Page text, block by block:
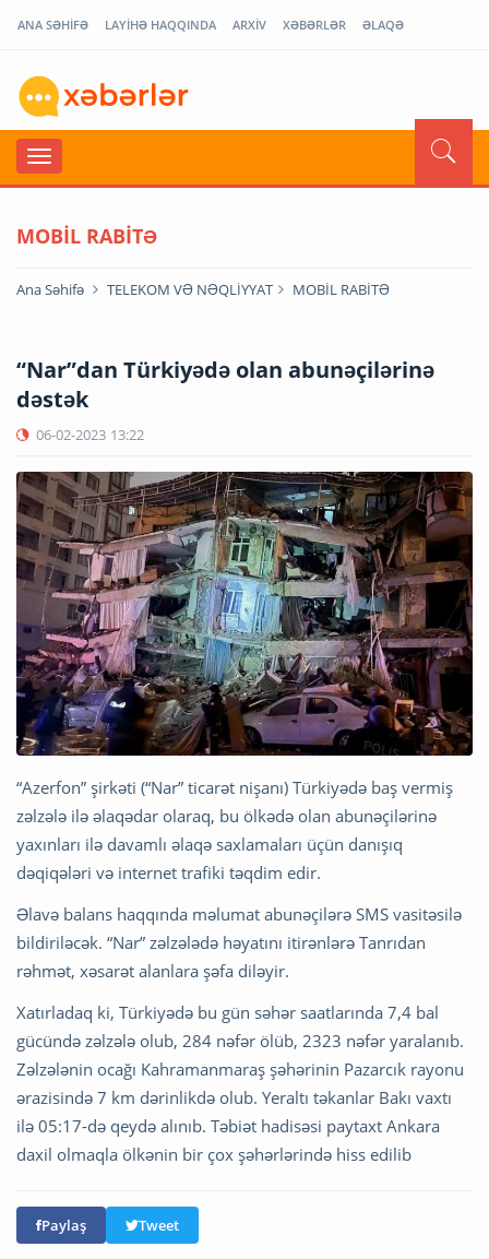
ANA SƏHİFƏ LAYİHƏ HAQQINDA ARXİV XƏBƏRLƏR ƏLAQƏ
MOBİL RABİTƏ
Ana Səhifə TELEKOM VƏ NƏQLİYYAT MOBİL RABİTƏ
“Nar”dan Türkiyədə olan abunəçilərinə
dəstək
06-02-2023 13:22
“Azerfon” şirkəti (“Nar” ticarət nişanı) Türkiyədə baş vermiş
zəlzələ ilə əlaqədar olaraq, bu ölkədə olan abunəçilərinə
yaxınları ilə davamlı əlaqə saxlamaları üçün danışıq
dəqiqələri və internet trafiki təqdim edir.
Əlavə balans haqqında məlumat abunəçilərə SMS vasitəsilə
bildiriləcək. “Nar” zəlzələdə həyatını itirənlərə Tanrıdan
rəhmət, xəsarət alanlara şəfa diləyir.
Xatırladaq ki, Türkiyədə bu gün səhər saatlarında 7,4 bal
gücündə zəlzələ olub, 284 nəfər ölüb, 2323 nəfər yaralanıb.
Zəlzələnin ocağı Kahramanmaraş şəhərinin Pazarcık rayonu
ərazisində 7 km dərinlikdə olub. Yeraltı təkanlar Bakı vaxtı
ilə 05:17-də qeydə alınıb. Təbiət hadisəsi paytaxt Ankara
daxil olmaqla ölkənin bir çox şəhərlərində hiss edilib
Paylaş Tweet